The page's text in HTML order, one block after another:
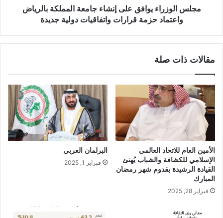
مجلس الوزراء يوافق على إنشاء جامعة المملكة بالرياض
واعتماد حزمة قرارات واتفاقيات دولية جديدة
مقالات ذات صلة
الأمين العام للاتحاد العالمي
الإسلامي للكشافة والشباب يُهنئ
القيادة الرشيدة بقدوم شهر رمضان
المبارك
فبراير 28, 2025
البرلمان العربي
فبراير 1, 2025